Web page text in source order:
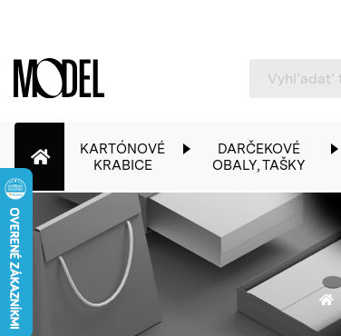
PackShop
KARTÓNOVÉ
KRABICE
DARČEKOVÉ
OBALY, TAŠKY